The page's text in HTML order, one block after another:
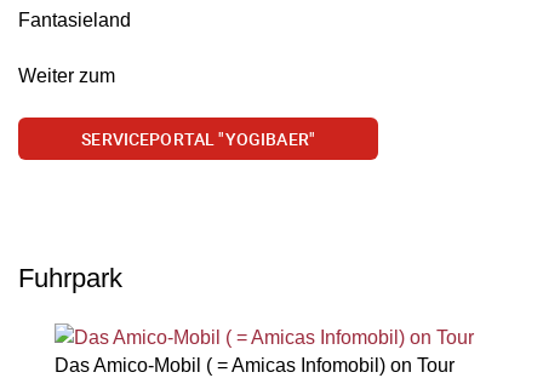
Fantasieland
Weiter zum
SERVICEPORTAL "YOGIBAER"
Fuhrpark
Das Amico-Mobil ( = Amicas Infomobil) on Tour